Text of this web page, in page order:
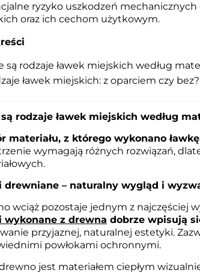
ryzyko uszkodzeń
oraz ich cechom użytkowym.
są rodzaje ławek miejskich według
ławek miejskich: z oparciem czy bez?
rodzaje ławek miejskich według
materiału, z którego wykonano
wymagają różnych rozwiązań,
drewniane – naturalny wygląd i
wciąż pozostaje jednym z najczęściej
wykonane z drewna dobrze wpisują
przyjaznej, naturalnej estetyki.
powłokami ochronnymi.
jest materiałem ciepłym